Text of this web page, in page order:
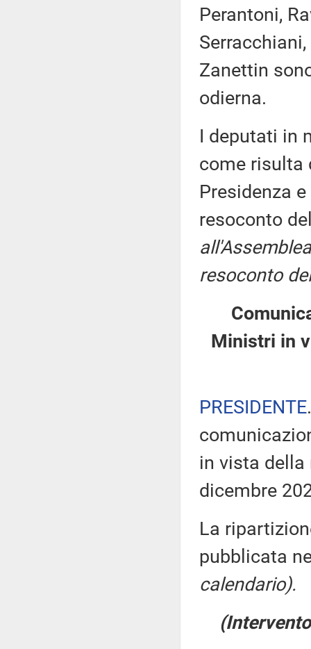
Perantoni,
Zanettin
odierna.
I deputati in
come risulta
Presidenza
resoconto
resoconto
Ministri in
PRESIDENTE
in vista della
dicembre
La
pubblicata
calendario).